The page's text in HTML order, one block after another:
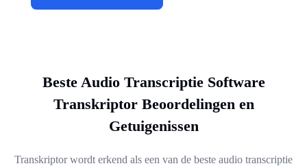
Beste Audio Transcriptie Software
Transkriptor Beoordelingen en
Getuigenissen
Transkriptor wordt erkend als een van de beste audio transcriptie